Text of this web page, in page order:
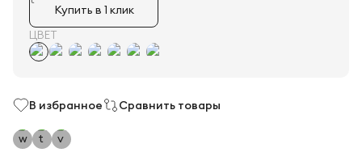
Купить в 1 клик
ЦВЕТ
В избранное Сравнить товары